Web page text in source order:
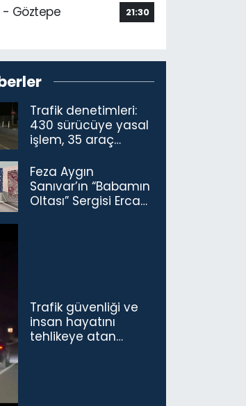
- Göztepe
21:30
Trafik denetimleri:
430 sürücüye yasal
işlem, 35 araç
Feza Aygın
Sanıvar’ın “Babamın
Oltası” Sergisi Ercan
Trafik güvenliği ve
insan hayatını
tehlikeye atan